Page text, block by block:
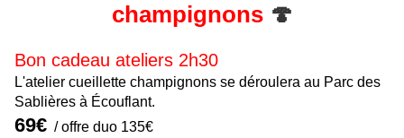
champignons 🍄
Bon cadeau ateliers 2h30
L'atelier cueillette champignons se déroulera au Parc des
Sablières à Écouflant.
69€ / offre duo 135€